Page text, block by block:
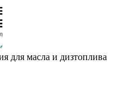
для масла и дизтоплива